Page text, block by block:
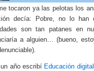
tocaron ya las pelotas los
decía: Pobre, no lo han
son tan patanes en
a alguien… (bueno,
un año escribí Educación